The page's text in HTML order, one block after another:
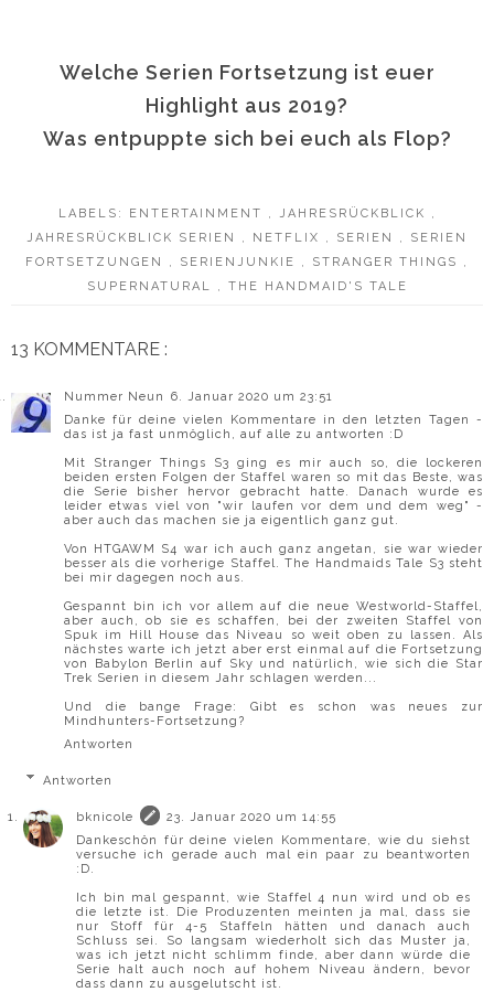
Welche Serien Fortsetzung ist euer
Highlight aus 2019?
Was entpuppte sich bei euch als Flop?
LABELS: ENTERTAINMENT , JAHRESRÜCKBLICK
,
JAHRESRÜCKBLICK SERIEN , NETFLIX , SERIEN , SERIEN
FORTSETZUNGEN , SERIENJUNKIE , STRANGER THINGS ,
SUPERNATURAL
, THE HANDMAID'S TALE
13 KOMMENTARE :
Nummer Neun
6. Januar 2020 um 23:51
Danke für deine vielen Kommentare in den letzten Tagen -
das ist ja fast unmöglich, auf alle zu antworten :D
Mit Stranger Things S3 ging es mir auch so, die lockeren
beiden ersten Folgen der Staffel waren so mit das Beste, was
die Serie bisher hervor gebracht hatte. Danach wurde es
leider etwas viel von "wir laufen vor dem und dem weg" -
aber auch das machen sie ja eigentlich ganz gut.
Von HTGAWM S4 war ich auch ganz angetan, sie war wieder
besser als die vorherige Staffel. The Handmaids Tale S3 steht
bei mir dagegen noch aus.
Gespannt bin ich vor allem auf die neue Westworld-Staffel,
aber auch, ob sie es schaffen, bei der zweiten Staffel von
Spuk im Hill House das Niveau so weit oben zu lassen. Als
nächstes warte ich jetzt aber erst einmal auf die Fortsetzung
von Babylon Berlin auf Sky und natürlich, wie sich die Star
Trek Serien in diesem Jahr schlagen werden...
Und die bange Frage: Gibt es schon was neues zur
Mindhunters-Fortsetzung?
Antworten
Antworten
bknicole
23. Januar 2020 um 14:55
Dankeschön für deine vielen Kommentare, wie du siehst
versuche ich gerade auch mal ein paar zu beantworten
:D.
Ich bin mal gespannt, wie Staffel 4 nun wird und ob es
die letzte ist. Die Produzenten meinten ja mal, dass sie
nur Stoff für 4-5 Staffeln hätten und danach auch
Schluss sei. So langsam wiederholt sich das Muster ja,
was ich jetzt nicht schlimm finde, aber dann würde die
Serie halt auch noch auf hohem Niveau ändern, bevor
dass dann zu ausgelutscht ist.